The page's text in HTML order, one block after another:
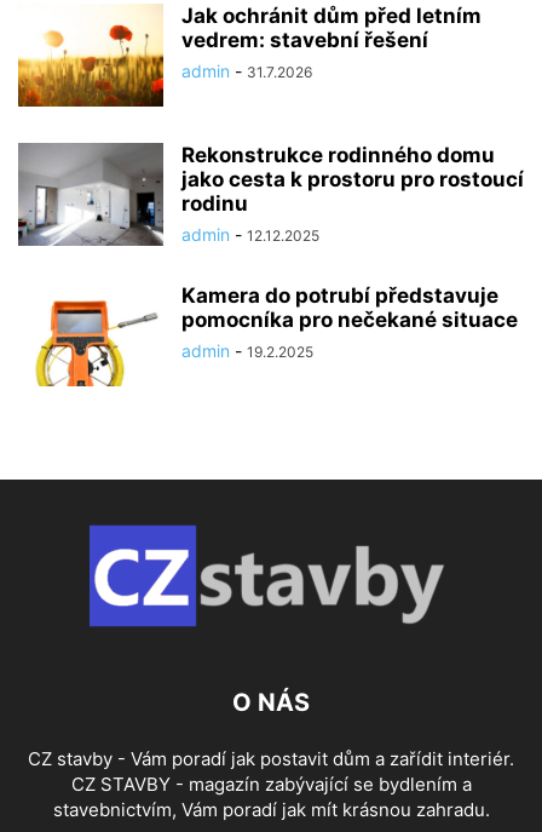
Jak ochránit dům před letním
vedrem: stavební řešení
admin - 31.7.2026
Rekonstrukce rodinného domu
jako cesta k prostoru pro rostoucí
rodinu
admin - 12.12.2025
Kamera do potrubí představuje
pomocníka pro nečekané situace
admin - 19.2.2025
O NÁS
CZ stavby - Vám poradí jak postavit dům a zařídit interiér.
CZ STAVBY - magazín zabývající se bydlením a
stavebnictvím, Vám poradí jak mít krásnou zahradu.